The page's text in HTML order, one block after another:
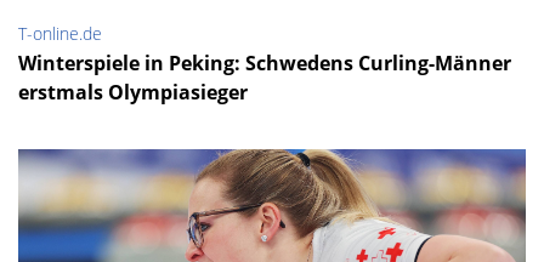
T-online.de
Winterspiele in Peking: Schwedens Curling-Männer
erstmals Olympiasieger